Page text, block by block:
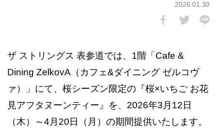
2026.01.30
ザ ストリングス 表参道では、1階「Cafe &
Dining ZelkovA（カフェ&ダイニング ゼルコヴ
ァ）」にて、桜シーズン限定の『桜×いちご お花
見アフタヌーンティー』を、2026年3月12日
（木）～4月20日（月）の期間提供いたします。